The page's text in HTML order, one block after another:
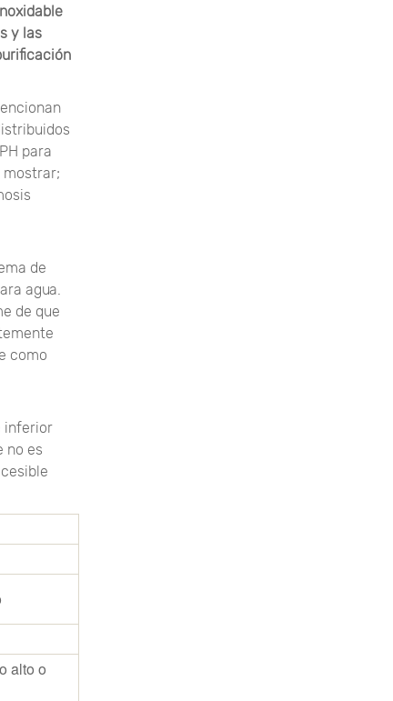
y las
para
mostrar;
de
agua.
de que
como
inferior
no es
alto o